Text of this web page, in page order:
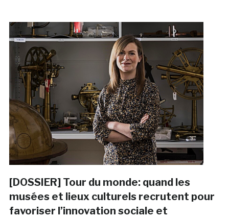
[DOSSIER] Tour du monde: quand les
musées et lieux culturels recrutent pour
favoriser l’innovation sociale et